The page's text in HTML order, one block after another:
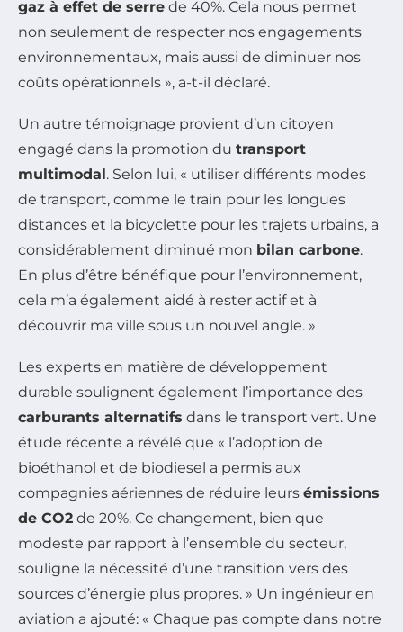
gaz à effet de serre de 40%. Cela nous permet
non seulement de respecter nos engagements
environnementaux, mais aussi de diminuer nos
coûts opérationnels », a-t-il déclaré.
Un autre témoignage provient d’un citoyen
engagé dans la promotion du transport
multimodal. Selon lui, « utiliser différents modes
de transport, comme le train pour les longues
distances et la bicyclette pour les trajets urbains, a
considérablement diminué mon bilan carbone.
En plus d’être bénéfique pour l’environnement,
cela m’a également aidé à rester actif et à
découvrir ma ville sous un nouvel angle. »
Les experts en matière de développement
durable soulignent également l’importance des
carburants alternatifs dans le transport vert. Une
étude récente a révélé que « l’adoption de
bioéthanol et de biodiesel a permis aux
compagnies aériennes de réduire leurs émissions
de CO2 de 20%. Ce changement, bien que
modeste par rapport à l’ensemble du secteur,
souligne la nécessité d’une transition vers des
sources d’énergie plus propres. » Un ingénieur en
aviation a ajouté: « Chaque pas compte dans notre